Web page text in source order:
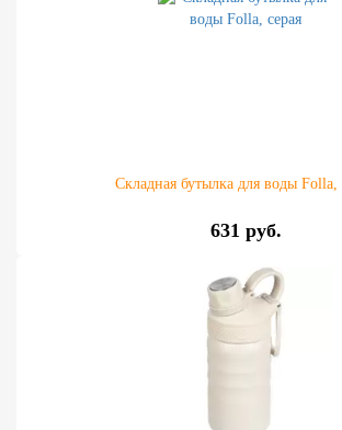
Складная бутылка для воды Folla,
631 руб.